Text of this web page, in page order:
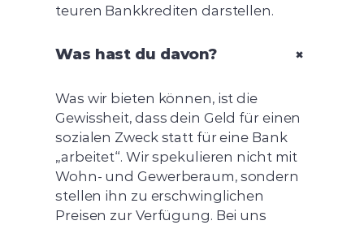
teuren Bankkrediten darstellen.
Was hast du davon? +
Was wir bieten können, ist die
Gewissheit, dass dein Geld für einen
sozialen Zweck statt für eine Bank
„arbeitet“. Wir spekulieren nicht mit
Wohn- und Gewerberaum, sondern
stellen ihn zu erschwinglichen
Preisen zur Verfügung. Bei uns